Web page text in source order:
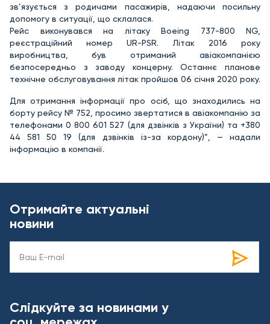
зв’язується з родичами пасажирів, надаючи посильну
допомогу в ситуації, що склалася.
Рейс виконувався на літаку Boeing 737-800 NG,
реєстраційний номер UR-PSR. Літак 2016 року
виробництва, був отриманий авіакомпанією
безпосередньо з заводу концерну. Останнє планове
технічне обслуговування літак пройшов 06 січня 2020 року.
Для отримання інформації про осіб, що знаходились на
борту рейсу № 752, просимо звертатися в авіакомпанію за
телефонами 0 800 601 527 (для дзвінків з України) та +380
44 581 50 19 (для дзвінків із-за кордону)”, — надали
інформацію в компанії.
Отримайте актуальні
новини
Слідкуйте за новинами у